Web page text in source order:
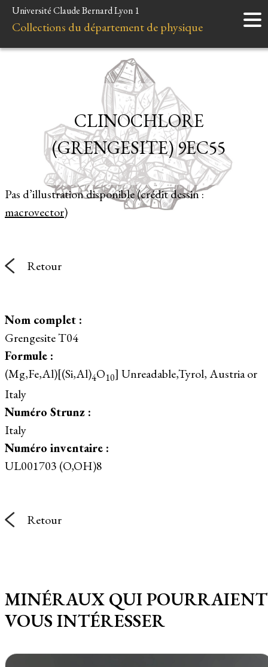
Accueil
Instruments
Liens et ressources
Université Claude Bernard Lyon 1
Collections du département de physique
Pas d’illustration disponible (crédit dessin :
macrovector)
CLINOCHLORE
(GRENGESITE) 9EC55
Retour
Nom complet :
Grengesite T04
Formule :
(Mg,Fe,Al)[(Si,Al)4O10] Unreadable,Tyrol, Austria or
Italy
Numéro Strunz :
Italy
Numéro inventaire :
UL001703 (O,OH)8
Retour
MINÉRAUX QUI POURRAIENT
VOUS INTÉRESSER